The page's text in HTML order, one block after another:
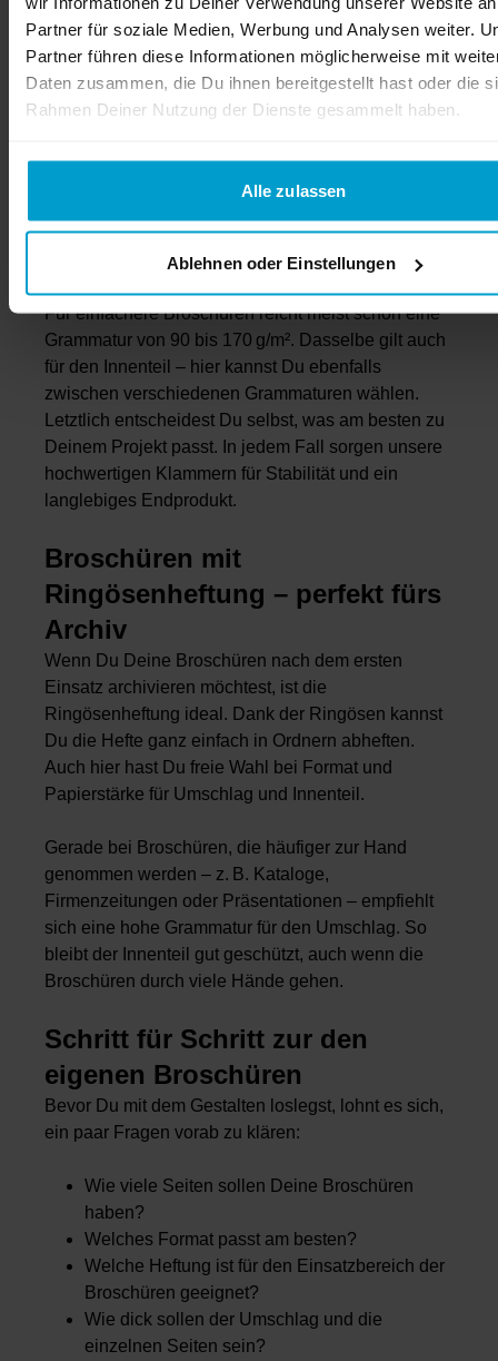
Partner für soziale Medien, Werbung und Analysen weiter.
Partner führen diese Informationen möglicherweise mit
Daten zusammen, die Du ihnen bereitgestellt hast oder die
Rahmen Deiner Nutzung der Dienste gesammelt haben.
Alle zulassen
Ablehnen oder Einstellungen
Die Klammerheftung hat sich seit Jahrzehnten
bewährt – egal ob für Magazine, Hefte oder
Zeitschriften. Umschlag und Innenteil werden dabei
sicher im Falz miteinander verbunden. Für einen
Du mehr Platz brauchst, ist ein 6-seitiger Umschlag
mit Einklapper eine gute Wahl.
Für einfachere Broschüren reicht meist schon eine
Grammatur von 90 bis 170 g/m². Dasselbe gilt auch
für den Innenteil – hier kannst Du ebenfalls
zwischen verschiedenen Grammaturen wählen.
Letztlich entscheidest Du selbst, was am besten zu
Deinem Projekt passt. In jedem Fall sorgen unsere
hochwertigen Klammern für Stabilität und ein
langlebiges Endprodukt.
Broschüren mit
Ringösenheftung – perfekt fürs
Archiv
Wenn Du Deine Broschüren nach dem ersten
Einsatz archivieren möchtest, ist die
Ringösenheftung ideal. Dank der Ringösen kannst
Du die Hefte ganz einfach in Ordnern abheften.
Auch hier hast Du freie Wahl bei Format und
Papierstärke für Umschlag und Innenteil.
Gerade bei Broschüren, die häufiger zur Hand
genommen werden – z. B. Kataloge,
Firmenzeitungen oder Präsentationen – empfiehlt
sich eine hohe Grammatur für den Umschlag. So
bleibt der Innenteil gut geschützt, auch wenn die
Broschüren durch viele Hände gehen.
Schritt für Schritt zur den
eigenen Broschüren
Bevor Du mit dem Gestalten loslegst, lohnt es sich,
ein paar Fragen vorab zu klären:
Wie viele Seiten sollen Deine Broschüren
haben?
Welches Format passt am besten?
Welche Heftung ist für den Einsatzbereich der
Broschüren geeignet?
Wie dick sollen der Umschlag und die
einzelnen Seiten sein?